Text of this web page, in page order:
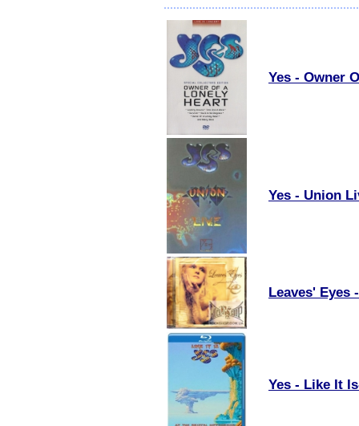
Yes - Owner
Yes - Union
Leaves' Eyes
Yes - Like It